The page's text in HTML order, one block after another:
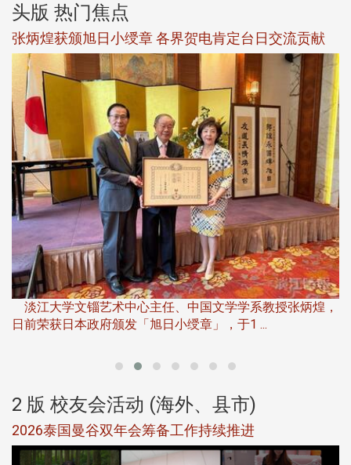
头版 热门焦点
张炳煌获颁旭日小绶章 各界贺电肯定台日交流贡献
淡江大学文锱艺术中心主任、中国文学学系教授张炳煌，
日前荣获日本政府颁发「旭日小绶章」，于1 ...
2 版 校友会活动 (海外、县市)
2026泰国曼谷双年会筹备工作持续推进